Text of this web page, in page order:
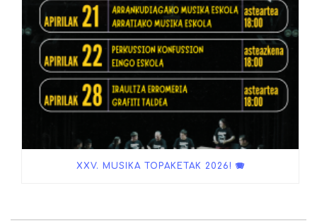
XXV. MUSIKA TOPAKETAK 2026! 🪗